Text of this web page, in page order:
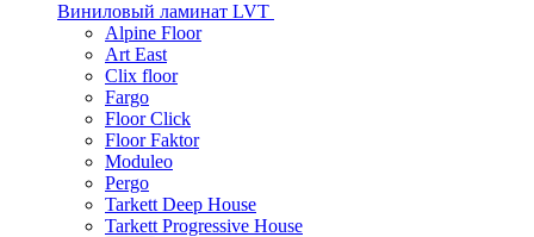
Виниловый ламинат LVT
Alpine Floor
Art East
Clix floor
Fargo
Floor Click
Floor Faktor
Moduleo
Pergo
Tarkett Deep House
Tarkett Progressive House